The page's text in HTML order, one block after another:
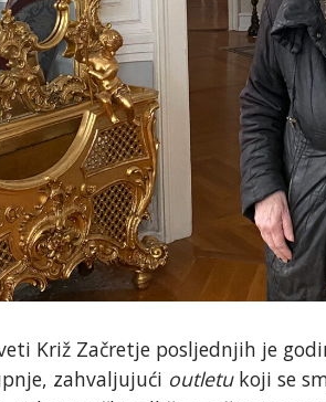
Križ Začretje posljednjih je
zahvaljujući outletukoji se